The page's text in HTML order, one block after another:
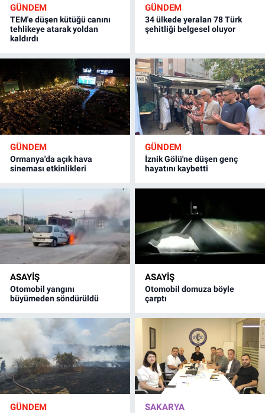
GÜNDEM
TEM'e düşen kütüğü canını
tehlikeye atarak yoldan
kaldırdı
GÜNDEM
34 ülkede yeralan 78 Türk
şehitliği belgesel oluyor
GÜNDEM
Ormanya'da açık hava
sineması etkinlikleri
GÜNDEM
İznik Gölü'ne düşen genç
hayatını kaybetti
ASAYİŞ
Otomobil yangını
büyümeden söndürüldü
ASAYİŞ
Otomobil domuza böyle
çarptı
GÜNDEM SAKARYA